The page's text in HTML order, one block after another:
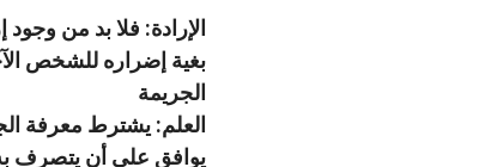
الإرادة: فلا بد من
بغية إضراره للشخص
الجريمة
العلم: يشترط معرفة
يوافق على أن يتصرف